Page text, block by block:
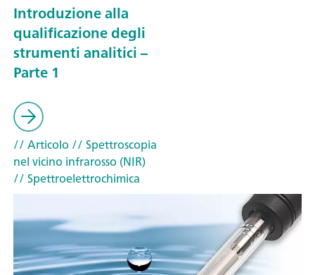
Introduzione alla
qualificazione degli
strumenti analitici –
Parte 1
// Articolo // Spettroscopia
nel vicino infrarosso (NIR)
// Spettroelettrochimica